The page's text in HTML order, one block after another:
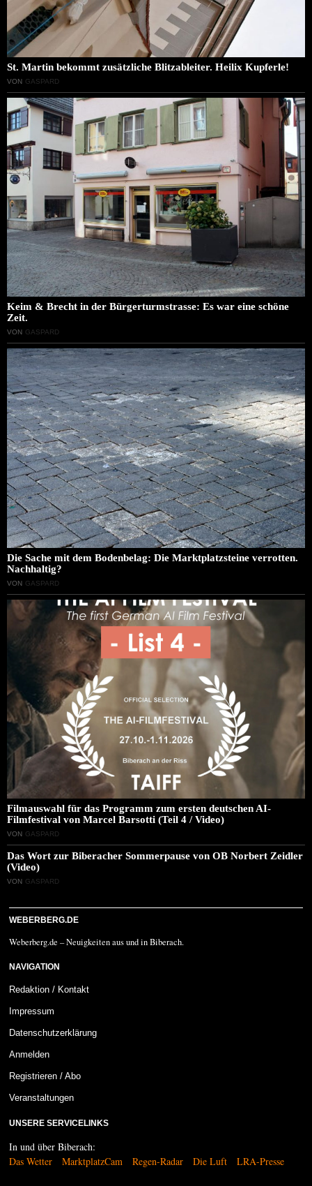
St. Martin bekommt zusätzliche Blitzableiter. Heilix Kupferle!
VON GASPARD
Keim & Brecht in der Bürgerturmstrasse: Es war eine schöne
Zeit.
VON GASPARD
Die Sache mit dem Bodenbelag: Die Marktplatzsteine verrotten.
Nachhaltig?
VON GASPARD
Filmauswahl für das Programm zum ersten deutschen AI-
Filmfestival von Marcel Barsotti (Teil 4 / Video)
VON GASPARD
Das Wort zur Biberacher Sommerpause von OB Norbert Zeidler
(Video)
VON GASPARD
WEBERBERG.DE
Weberberg.de – Neuigkeiten aus und in Biberach.
NAVIGATION
Redaktion / Kontakt
Impressum
Datenschutzerklärung
Anmelden
Registrieren / Abo
Veranstaltungen
UNSERE SERVICELINKS
In und über Biberach:
Das Wetter
MarktplatzCam Regen-Radar Die Luft LRA-Presse